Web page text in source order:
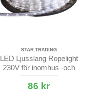
STAR TRADING
LED Ljusslang Ropelight
230V för inomhus -och
utomhusbruk - 3W/m -
metervara kallvit
86 kr